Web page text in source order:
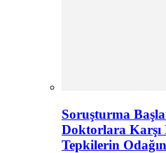
Soruşturma
Doktorlara Karşı
Tepkilerin